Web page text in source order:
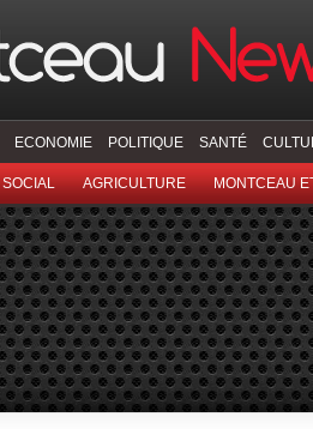
ECONOMIE POLITIQUE SANTÉ
SOCIAL AGRICULTURE MONTCEAU